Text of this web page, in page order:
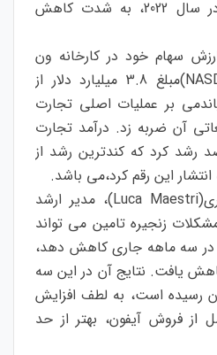
خصوص شروع ضعیف در سال 2022، به شدت کاهش
سهام خود در کارخانه ون
برقی ریویان (NASDAQ:RIVN)مبلغ 3.8 میلیارد دلار از
بر عملیات اصلی تجارت
آن ضربه زد. درآمد تجارت
در سال 7 درصد رشد کرد که کندترین رشد از
این رقم کرد،می باشد.
پس از اینکه لوکا ماستری(Luca Maestri)، مدیر ارشد
زنجیره تامین می تواند
را در سه ماهه جاری کاهش دهد،
2.4 درصد کاهش یافت. نتایج آن در این سه
رسیده است، به لطف افزایش
از فروش آیفون، بهتر از حد